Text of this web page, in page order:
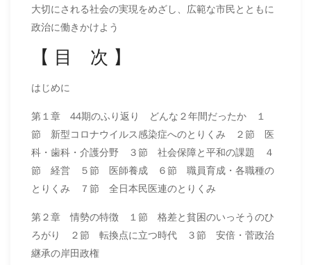
大切にされる社会の実現をめざし、広範な市民とともに
政治に働きかけよう
【 目 次 】
はじめに
第１章 44期のふり返り どんな２年間だったか １
節 新型コロナウイルス感染症へのとりくみ ２節 医
科・歯科・介護分野 ３節 社会保障と平和の課題 ４
節 経営 ５節 医師養成 ６節 職員育成・各職種の
とりくみ ７節 全日本民医連のとりくみ
第２章 情勢の特徴 １節 格差と貧困のいっそうのひ
ろがり ２節 転換点に立つ時代 ３節 安倍・菅政治
継承の岸田政権